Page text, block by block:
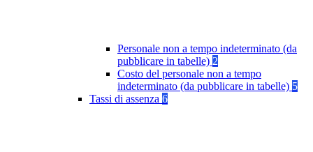
Personale non a tempo indeterminato (da
pubblicare in tabelle) 2
Costo del personale non a tempo
indeterminato (da pubblicare in tabelle) 5
Tassi di assenza 6